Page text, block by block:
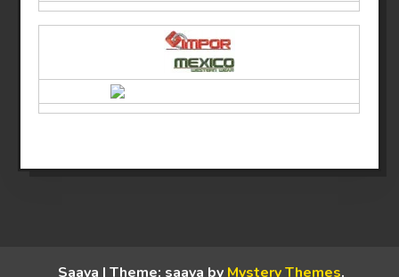
Saaya | Theme: saaya by Mystery Themes.